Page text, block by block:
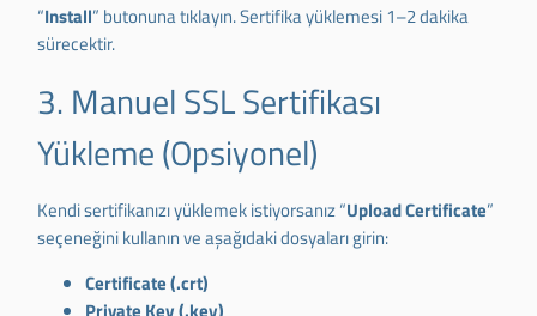
“Install” butonuna tıklayın. Sertifika yüklemesi 1–2 dakika
sürecektir.
3. Manuel SSL Sertifikası
Yükleme (Opsiyonel)
Kendi sertifikanızı yüklemek istiyorsanız “Upload Certificate”
seçeneğini kullanın ve aşağıdaki dosyaları girin:
Certificate (.crt)
Private Key (.key)